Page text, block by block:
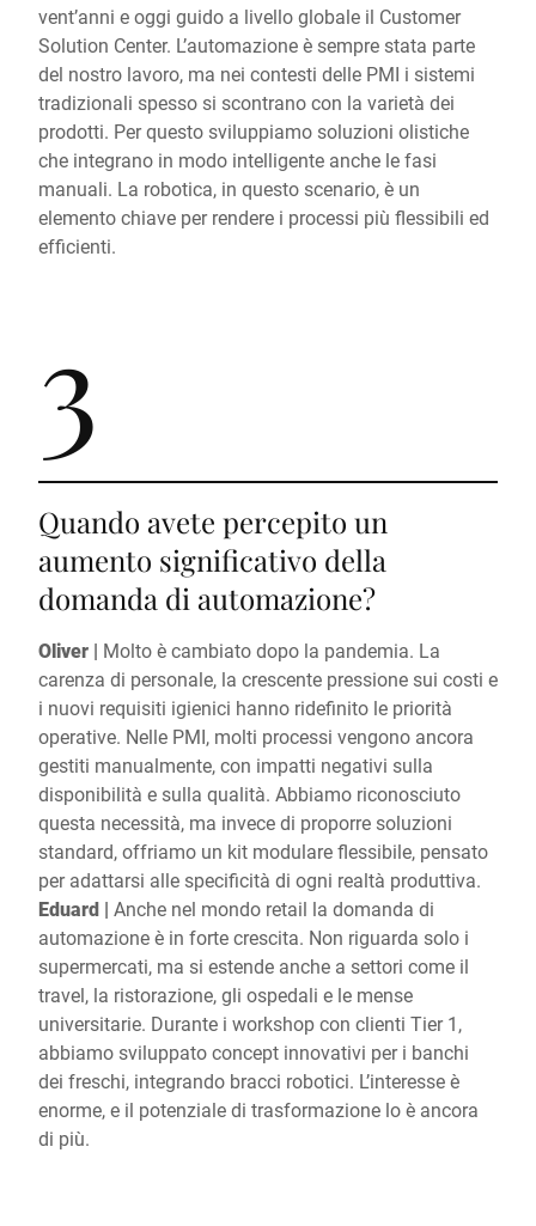
vent’anni e oggi guido a livello globale il Customer
Solution Center. L’automazione è sempre stata parte
del nostro lavoro, ma nei contesti delle PMI i sistemi
tradizionali spesso si scontrano con la varietà dei
prodotti. Per questo sviluppiamo soluzioni olistiche
che integrano in modo intelligente anche le fasi
manuali. La robotica, in questo scenario, è un
elemento chiave per rendere i processi più flessibili ed
efficienti.
3
Quando avete percepito un
aumento significativo della
domanda di automazione?
Oliver | Molto è cambiato dopo la pandemia. La
carenza di personale, la crescente pressione sui costi e
i nuovi requisiti igienici hanno ridefinito le priorità
operative. Nelle PMI, molti processi vengono ancora
gestiti manualmente, con impatti negativi sulla
disponibilità e sulla qualità. Abbiamo riconosciuto
questa necessità, ma invece di proporre soluzioni
standard, offriamo un kit modulare flessibile, pensato
per adattarsi alle specificità di ogni realtà produttiva.
Eduard | Anche nel mondo retail la domanda di
automazione è in forte crescita. Non riguarda solo i
supermercati, ma si estende anche a settori come il
travel, la ristorazione, gli ospedali e le mense
universitarie. Durante i workshop con clienti Tier 1,
abbiamo sviluppato concept innovativi per i banchi
dei freschi, integrando bracci robotici. L’interesse è
enorme, e il potenziale di trasformazione lo è ancora
di più.